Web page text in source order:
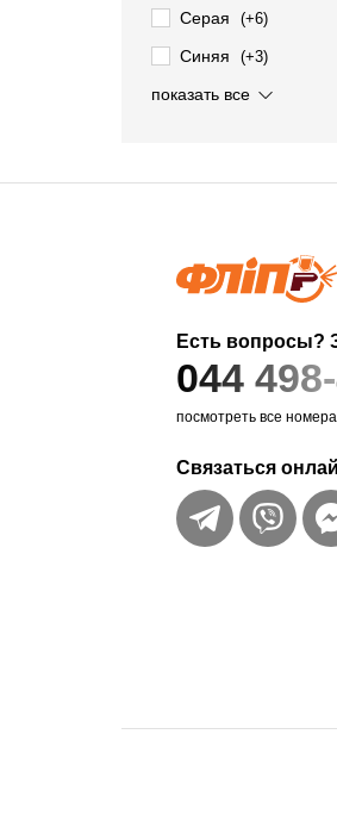
Серая
(+6)
Синяя (+3)
Черная (+8)
показать все
Есть вопросы?
044 498-
посмотреть все номера
Связаться